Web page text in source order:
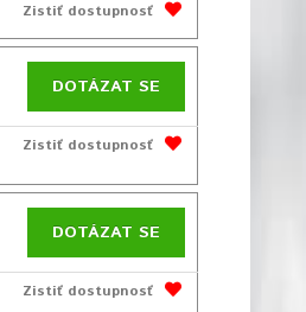
Zistiť dostupnosť
DOTÁZAT SE
Zistiť dostupnosť
DOTÁZAT SE
Zistiť dostupnosť